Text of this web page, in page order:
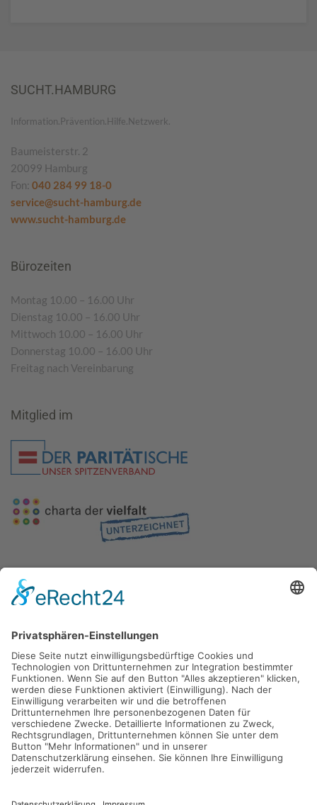
SUCHT.HAMBURG
Information.Prävention.Hilfe.Netzwerk.
Baumeisterstr. 2
20099 Hamburg
Fon: 040 284 99 18-0
service@sucht-hamburg.de
www.sucht-hamburg.de
Bürozeiten
Montag 10.00 – 16.00 Uhr
Dienstag 10.00 – 16.00 Uhr
Mittwoch 10.00 – 16.00 Uhr
Donnerstag 10.00 – 16.00 Uhr
Freitag nach Vereinbarung
Mitglied im
Gefördert durch die
Freie und Hansestadt Hamburg